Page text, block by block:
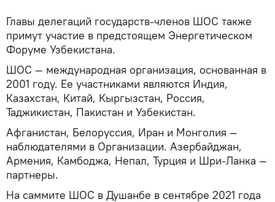
Главы делегаций государств-членов ШОС также
примут участие в предстоящем Энергетическом
Форуме Узбекистана.
ШОС — международная организация, основанная в
2001 году. Ее участниками являются Индия,
Казахстан, Китай, Кыргызстан, Россия,
Таджикистан, Пакистан и Узбекистан.
Афганистан, Белоруссия, Иран и Монголия —
наблюдателями в Организации. Азербайджан,
Армения, Камбоджа, Непал, Турция и Шри-Ланка —
партнеры.
На саммите ШОС в Душанбе в сентябре 2021 года